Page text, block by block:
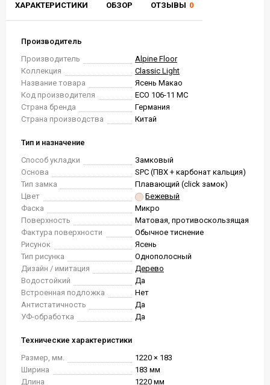
ХАРАКТЕРИСТИКИ ОБЗОР ОТЗЫВЫ 0
Производитель
Производитель
Alpine Floor
Коллекция
Classic Light
Название товара
Ясень Макао
Код производителя
ECO 106-11 MC
Страна бренда
Германия
Страна производства
Китай
Тип и назначение
Способ укладки
Замковый
Основа
SPC (ПВХ + карбонат кальция)
Тип замка
Плавающий (click замок)
Цвет
Бежевый
Фаска
Микро
Поверхность
Матовая, противоскользящая
Фактура поверхности
Обычное тиснение
Рисунок
Ясень
Тип рисунка
Однополосный
Дизайн / имитация
Дерево
Водостойкий
Да
Встроенная подложка
Нет
Антистатичность
Да
УФ-обработка
Да
Технические характеристики
Размер, мм.
1220 × 183
Ширина
183 мм
Длина
1220 мм